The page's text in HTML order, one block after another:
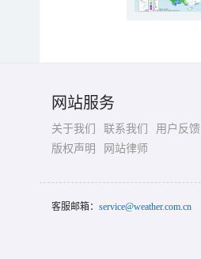
网站服务
关于我们 联系我们
用户反馈
版权声明
网站律师
客服邮箱： service@weather.com.cn